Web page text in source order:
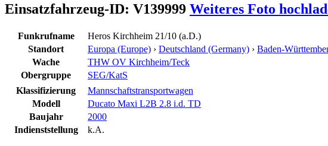
Einsatzfahrzeug-ID: V139999 Weiteres Foto
Funkrufname Heros Kirchheim 21/10 (a.D.)
Standort
Europa (Europe) › Deutschland (Germany) › Baden-
Wache
THW OV Kirchheim/Teck
Obergruppe
SEG/KatS
Klassifizierung
Mannschaftstransportwagen
Modell
Ducato Maxi L2B 2.8 i.d. TD
Baujahr
2000
Indienststellung
k.A.